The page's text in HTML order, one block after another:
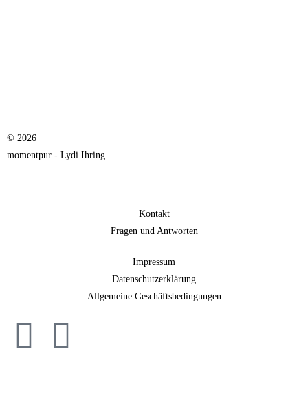
© 2026
momentpur - Lydi Ihring
Kontakt
Fragen und Antworten
Impressum
Datenschutzerklärung
Allgemeine Geschäftsbedingungen